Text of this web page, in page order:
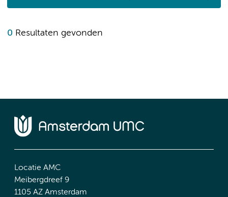
0 Resultaten gevonden
Locatie AMC
Meibergdreef 9
1105 AZ Amsterdam